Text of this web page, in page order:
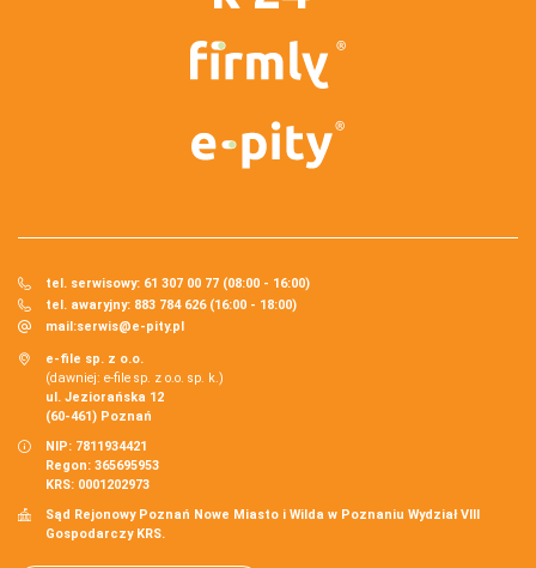
tel. serwisowy: 61 307 00 77 (08:00 - 16:00)
tel. awaryjny: 883 784 626 (16:00 - 18:00)
mail:serwis@e-pity.pl
e-file sp. z o.o.
(dawniej: e-file sp. z o.o. sp. k.)
ul. Jeziorańska 12
(60-461) Poznań
NIP: 7811934421
Regon: 365695953
KRS: 0001202973
Sąd Rejonowy Poznań Nowe Miasto i Wilda w Poznaniu Wydział VIII
Gospodarczy KRS.